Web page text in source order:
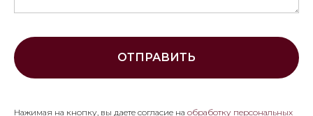
ОТПРАВИТЬ
Нажимая на кнопку, вы даете согласие на обработку персональных